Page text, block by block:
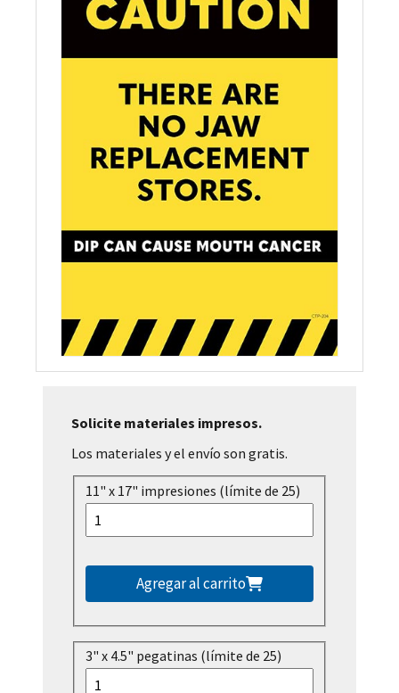
Solicite materiales impresos.
Los materiales y el envío son gratis.
11" x 17" impresiones (límite de 25)
Agregar al carrito
3" x 4.5" pegatinas (límite de 25)